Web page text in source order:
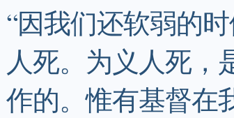
“因我们还软弱的
人死。为义人死，
作的。惟有基督在